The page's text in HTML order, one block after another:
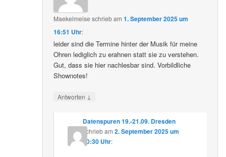
Maekelmeise schriebam1. September 2025 um
16:51 Uhr:
leider sind die Termine hinter der Musik für meine
Ohren lediglich zu erahnen statt sie zu verstehen.
Gut, dass sie hier nachlesbar sind. Vorbildliche
Shownotes!
Antworten ↓
Datenspuren 19.-21.09. Dresden
schriebam 2. September 2025 um
10:30 Uhr: